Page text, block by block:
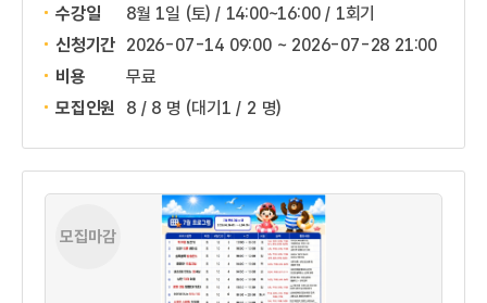
수강일
8월 1일 (토) / 14:00~16:00 / 1회기
신청기간 2026-07-14 09:00 ~ 2026-07-28 21:00
비용
무료
모집인원
8 / 8 명 (대기1 / 2 명)
모집마감